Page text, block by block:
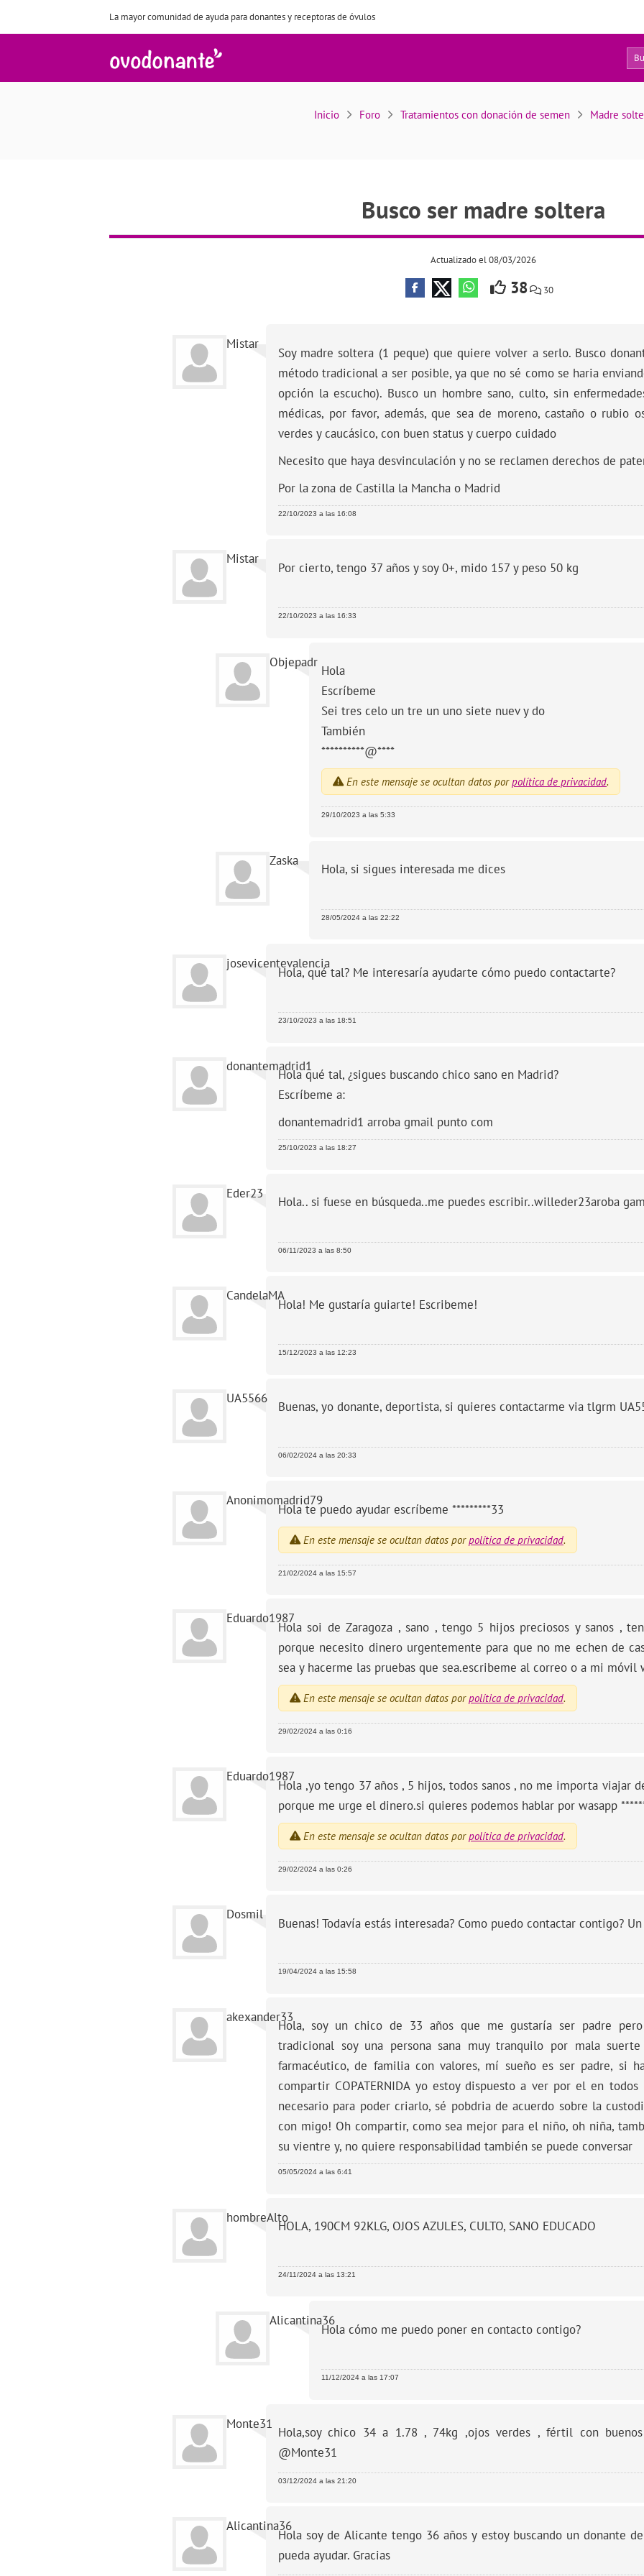
La mayor comunidad de ayuda para donantes y receptoras de óvulos
Busco ser madre soltera
8
Inicio Foro Tratamientos con donación de semen Madre
Busco ser madre soltera
Actualizado el 08/03/2026
38 30
Mistar
Soy madre soltera (1 peque) que quiere volver a serlo. Busco
método tradicional a ser posible, ya que no sé como se haria
opción la escucho). Busco un hombre sano, culto, sin
médicas, por favor, además, que sea de moreno, castaño o rubio
verdes y caucásico, con buen status y cuerpo cuidado
Necesito que haya desvinculación y no se reclamen derechos de
Por la zona de Castilla la Mancha o Madrid
22/10/2023 a las 16:08
Mistar
Por cierto, tengo 37 años y soy 0+, mido 157 y peso 50 kg
22/10/2023 a las 16:33
Objepadr
Hola
Escríbeme
Sei tres celo un tre un uno siete nuev y do
También
**********@****
En este mensaje se ocultan datos porpolítica de privacidad.
29/10/2023 a las 5:33
Zaska
Hola, si sigues interesada me dices
28/05/2024 a las 22:22
josevicentevalencia
Hola, qué tal? Me interesaría ayudarte cómo puedo contactarte?
23/10/2023 a las 18:51
donantemadrid1
Hola qué tal, ¿sigues buscando chico sano en Madrid?
Escríbeme a:
donantemadrid1 arroba gmail punto com
25/10/2023 a las 18:27
Eder23
Hola.. si fuese en búsqueda..me puedes escribir..willeder23aroba
06/11/2023 a las 8:50
CandelaMA
Hola! Me gustaría guiarte! Escribeme!
15/12/2023 a las 12:23
UA5566
Buenas, yo donante, deportista, si quieres contactarme via tlgrm
06/02/2024 a las 20:33
Anonimomadrid79
Hola te puedo ayudar escríbeme *********33
En este mensaje se ocultan datos porpolítica de privacidad.
21/02/2024 a las 15:57
Eduardo1987
Hola soi de Zaragoza , sano , tengo 5 hijos preciosos y sanos ,
porque necesito dinero urgentemente para que no me echen de
sea y hacerme las pruebas que sea.escribeme al correo o a mi móvil
En este mensaje se ocultan datos porpolítica de privacidad.
29/02/2024 a las 0:16
Eduardo1987
Hola ,yo tengo 37 años , 5 hijos, todos sanos , no me importa viajar
porque me urge el dinero.si quieres podemos hablar por wasapp
En este mensaje se ocultan datos porpolítica de privacidad.
29/02/2024 a las 0:26
Dosmil
Buenas! Todavía estás interesada? Como puedo contactar contigo?
19/04/2024 a las 15:58
akexander33
Hola, soy un chico de 33 años que me gustaría ser padre
tradicional soy una persona sana muy tranquilo por mala
farmacéutico, de familia con valores, mí sueño es ser padre, si
compartir COPATERNIDA yo estoy dispuesto a ver por el en
necesario para poder criarlo, sé pobdria de acuerdo sobre la
con migo! Oh compartir, como sea mejor para el niño, oh niña,
su vientre y, no quiere responsabilidad también se puede conversar
05/05/2024 a las 6:41
hombreAlto
HOLA, 190CM 92KLG, OJOS AZULES, CULTO, SANO EDUCADO
24/11/2024 a las 13:21
Alicantina36
Hola cómo me puedo poner en contacto contigo?
11/12/2024 a las 17:07
Monte31
Hola,soy chico 34 a 1.78 , 74kg ,ojos verdes , fértil con
@Monte31
03/12/2024 a las 21:20
Alicantina36
Hola soy de Alicante tengo 36 años y estoy buscando un donante
pueda ayudar. Gracias